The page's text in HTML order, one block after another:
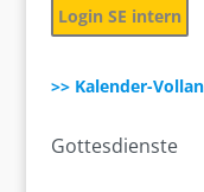
Login SE intern
>> Kalender-
Gottesdienste